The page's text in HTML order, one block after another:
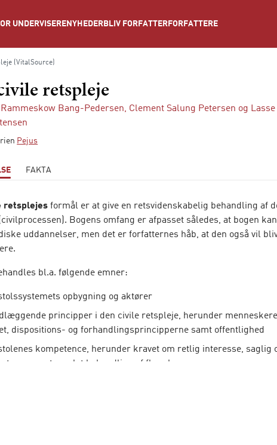
UNDERVISERE NYHEDER BLIV FORFATTER FORFATTERE
(VitalSource)
retspleje
Bang-Pedersen, Clement Salung Petersen og
Pejus
FAKTA
retsplejes formål er at give en retsvidenskabelig behandling af
Bogens omfang er afpasset således, at bogen
uddannelser, men det er forfatternes håb, at den også vil
bl.a. følgende emner:
opbygning og aktører
principper i den civile retspleje, herunder
dispositions- og forhandlingsprincipperne samt offentlighed
kompetence, herunder kravet om retlig interesse, saglig
samt samlet behandling af flere krav